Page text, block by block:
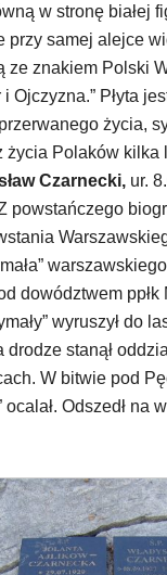
w stronę białej
przy samej alejce
ze znakiem Polski
Ojczyzna.” Płyta
życia,
życia Polaków kilka
Czarnecki, ur.
powstańczego
dowództwem ppłk
wyruszył do
stanął
W bitwie pod
ocalał. Odszedł na